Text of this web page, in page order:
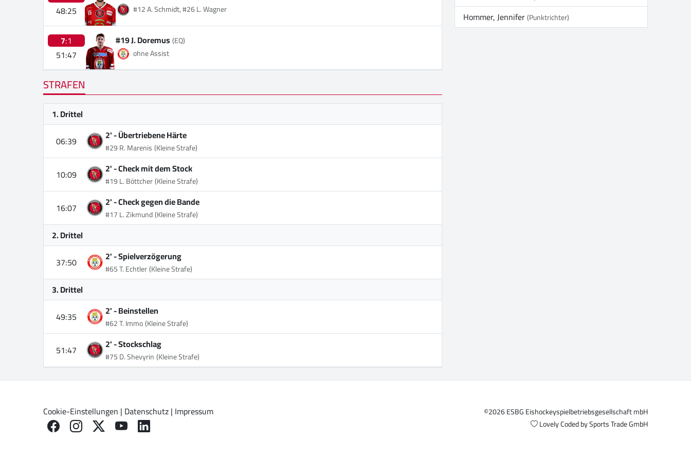
48:25
#12 A. Schmidt, #26 L. Wagner
7:1
51:47
#19 J. Doremus(EQ)
ohne Assist
STRAFEN
1. Drittel
06:39
2' -Übertriebene Härte
#29 R. Marenis(Kleine Strafe)
10:09 2' -Check mit dem Stock
#19 L. Böttcher(Kleine Strafe)
16:07 2' -Check gegen die Bande
#17 L. Zikmund(Kleine Strafe)
2. Drittel
37:50
2' -Spielverzögerung
#65 T. Echtler(Kleine Strafe)
3. Drittel
49:35
2' -Beinstellen
#62 T. Immo(Kleine Strafe)
51:47 2' -Stockschlag
#75 D. Shevyrin(Kleine Strafe)
Hommer, Jennifer(Punktrichter)
Cookie-Einstellungen | Datenschutz| Impressum
©2026 ESBG Eishockeyspielbetriebsgesellschaft mbH
Lovely Coded bySports Trade GmbH